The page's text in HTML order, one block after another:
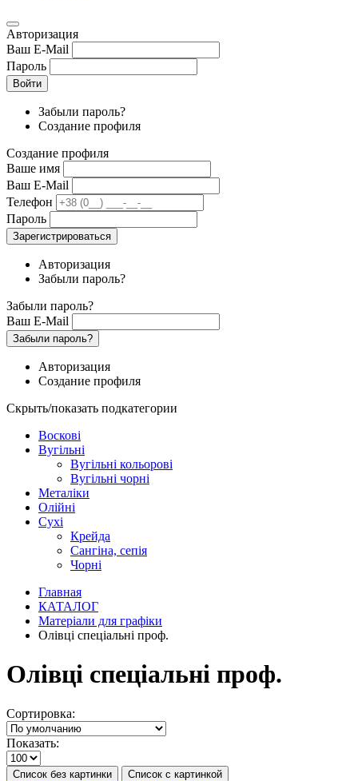
Авторизация
Ваш E-Mail
Пароль
Войти
Забыли пароль?
Создание профиля
Создание профиля
Ваше имя
Ваш E-Mail
Телефон
Пароль
Зарегистрироваться
Авторизация
Забыли пароль?
Забыли пароль?
Ваш E-Mail
Забыли пароль?
Авторизация
Создание профиля
Скрыть/показать подкатегории
Воскові
Вугільні
Вугільні кольорові
Вугільні чорні
Металіки
Олійні
Сухі
Крейда
Сангіна, сепія
Чорні
Главная
КАТАЛОГ
Матеріали для графіки
Олівці спеціальні проф.
Олівці спеціальні проф.
Сортировка:
Показать:
Список без картинки Список с картинкой